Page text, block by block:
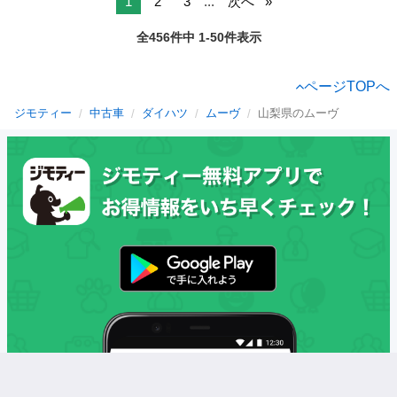
全456件中 1-50件表示
ページTOPへ
ジモティー 中古車 ダイハツ ムーヴ 山梨県のムーヴ